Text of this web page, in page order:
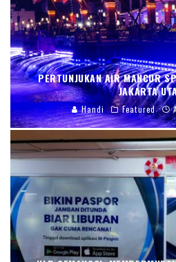
PERTUNJUKAN AIR MANCUR
JAKARTA
Handi Featured